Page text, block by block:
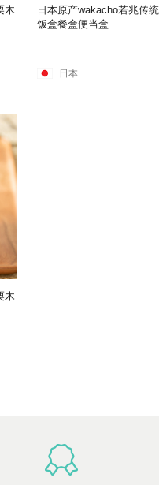
木
日本原产wakacho若兆传
饭盒餐盒便当盒
日本
木